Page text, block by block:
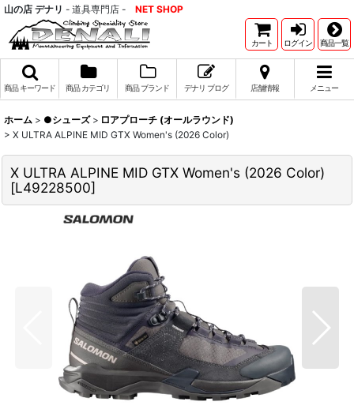
山の店 デナリ - 道具専門店 - NET SHOP
カート ログイン 商品一覧
商品 キーワード 商品 カテゴリ 商品 ブランド デナリ ブログ 店舗情報 メニュー
ホーム > ●シューズ > □アプローチ (オールラウンド)
> X ULTRA ALPINE MID GTX Women's (2026 Color)
X ULTRA ALPINE MID GTX Women's (2026 Color)
[L49228500]